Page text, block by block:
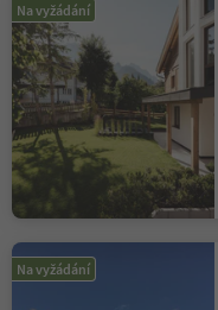
Na vyžádání
Na vyžádání